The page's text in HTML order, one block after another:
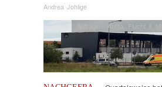
Andrea Johlige
Antifa Flucht &